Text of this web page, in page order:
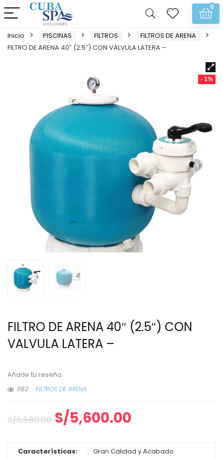
0
Inicio PISCINAS FILTROS
FILTROS DE ARENA
FILTRO DE ARENA 40″ (2.5″) CON VALVULA LATERA –
- 1%
FILTRO DE ARENA 40″ (2.5″) CON
VALVULA LATERA –
Añade tu reseña
1162
FILTROS DE ARENA
S/5,660.00 S/5,600.00
Características:
Gran Calidad y Acabado